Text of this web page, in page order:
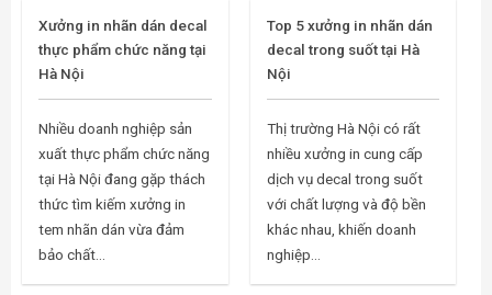
Xưởng in nhãn dán decal
thực phẩm chức năng tại
Hà Nội
Nhiều doanh nghiệp sản
xuất thực phẩm chức năng
tại Hà Nội đang gặp thách
thức tìm kiếm xưởng in
tem nhãn dán vừa đảm
bảo chất...
Top 5 xưởng in nhãn dán
decal trong suốt tại Hà
Nội
Thị trường Hà Nội có rất
nhiều xưởng in cung cấp
dịch vụ decal trong suốt
với chất lượng và độ bền
khác nhau, khiến doanh
nghiệp...